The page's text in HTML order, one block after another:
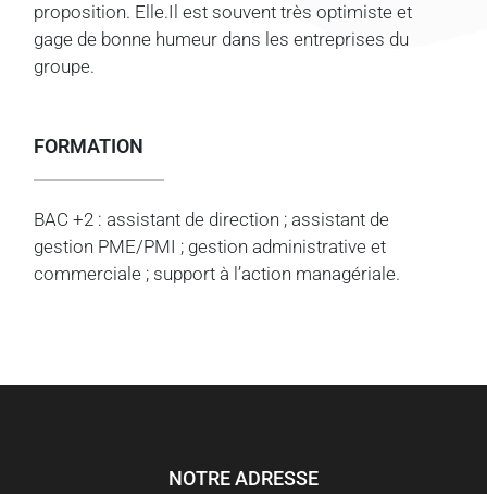
proposition. Elle.Il est souvent très optimiste et
gage de bonne humeur dans les entreprises du
groupe.
FORMATION
BAC +2 : assistant de direction ; assistant de
gestion PME/PMI ; gestion administrative et
commerciale ; support à l’action managériale.
NOTRE ADRESSE